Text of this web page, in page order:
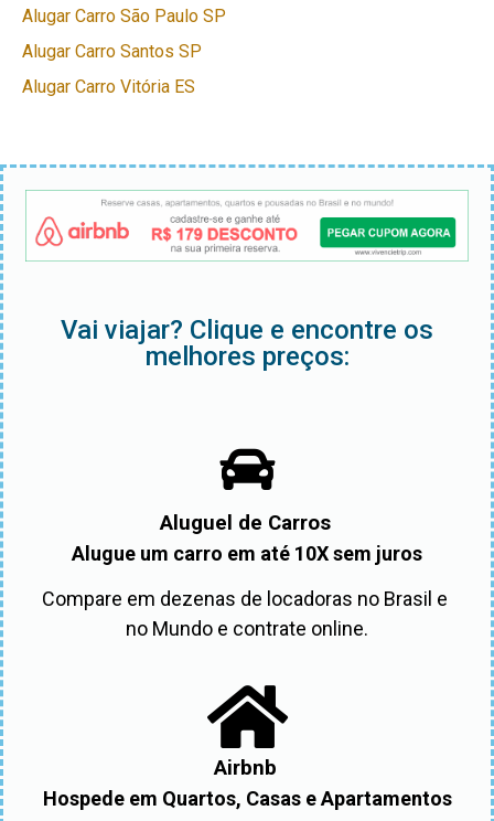
Alugar Carro São Paulo SP
Alugar Carro Santos SP
Alugar Carro Vitória ES
Vai viajar? Clique e encontre os
melhores preços:
Aluguel de Carros
Alugue um carro em até 10X sem juros
Compare em dezenas de locadoras no Brasil e
no Mundo e contrate online.
Airbnb
Hospede em Quartos, Casas e Apartamentos